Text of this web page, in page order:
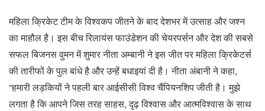
महिला क्रिकेट टीम के विश्वकप जीतने के बाद देशभर में उत्साह और जश्न
का माहौल है। इस बीच रिलायंस फाउंडेशन की चेयरपर्सन और देश की सबसे
सफल बिजनस वुमन में शुमार नीता अम्बानी ने इस जीत पर महिला क्रिकेटर्स
की तारीफों के पुल बांधे है और उन्हें बधाइयां दी है। नीता अंबानी ने कहा,
“हमारी लड़कियों ने पहली बार आईसीसी विश्व चैंपियनशिप जीती है। मुझे
लगता है कि आपने जिस तरह साहस, दृढ़ विश्वास और आत्मविश्वास के साथ